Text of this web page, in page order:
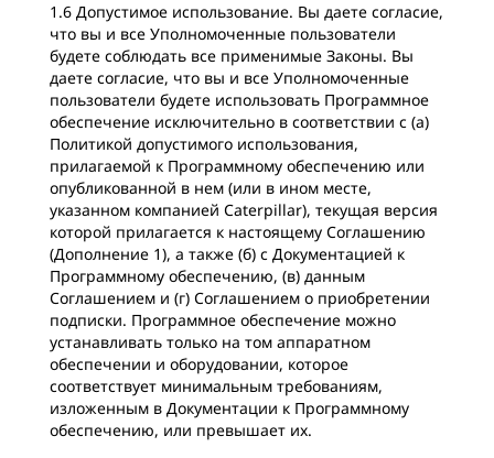
1.6 Допустимое использование. Вы даете согласие,
что вы и все Уполномоченные пользователи
будете соблюдать все применимые Законы. Вы
даете согласие, что вы и все Уполномоченные
пользователи будете использовать Программное
обеспечение исключительно в соответствии с (а)
Политикой допустимого использования,
прилагаемой к Программному обеспечению или
опубликованной в нем (или в ином месте,
указанном компанией Caterpillar), текущая версия
которой прилагается к настоящему Соглашению
(Дополнение 1), а также (б) с Документацией к
Программному обеспечению, (в) данным
Соглашением и (г) Соглашением о приобретении
подписки. Программное обеспечение можно
устанавливать только на том аппаратном
обеспечении и оборудовании, которое
соответствует минимальным требованиям,
изложенным в Документации к Программному
обеспечению, или превышает их.